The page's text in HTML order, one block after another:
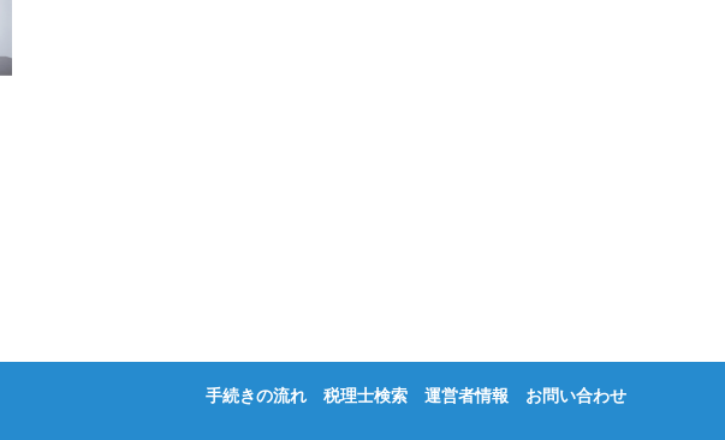
手続きの流れ 税理士検索 運営者情報 お問い合わせ